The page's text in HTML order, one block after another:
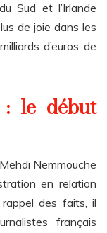
Sud et l’Irlande
de joie dans les
d’euros de
: le début
Nemmouche
en relation
des faits, il
français